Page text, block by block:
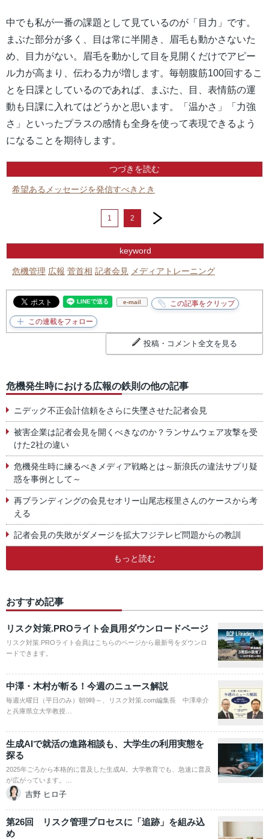
中でも私が一番の課題として見ているのが「目力」です。
まぶた部分が多く、目は常に半開き、眉毛も動かさないた
め、目力がない。眉毛を動かして目を見開くだけでアピー
ル力が高まり、伝わる力が増します。毎朝腹筋100回するこ
とを日課としているのであれば、まぶた、目、表情筋の運
動も日課に入れてはどうかと思います。「温かさ」「力強
さ」といったプラスの感情も全身を使って表現できるよう
になることを期待します。
つづきを読む
希望あるメッセージを発信すべきとき
1 2
next
keyword
危機管理 広報 菅首相 記者会見 メディアトレーニング
e-mail
投稿・コメント全文を見る
危機発生時における広報の鉄則の他の記事
ニデック不正会計信頼をさらに失墜させた記者会見
被害企業は記者会見を開くべきなのか？ランサムウェア攻撃を受
けた2社の違い
危機発生時に練るべきメディア戦略とは～新浪氏の違法サプリ疑
惑を事例として～
再ブランディングの会見セオリー山尾志桜里さんのケースから考
える
記者会見の失敗がダメージを拡大フジテレビ問題からの教訓
もっと読む
おすすめ記事
リスク対策.PROライト会員用ダウンロードページ
リスク対策.PROライト会員はこちらのページから最新号をダウンロ
ードできます。
中澤・木村が斬る！今週のニュース解説
毎週火曜日（平日のみ）朝9時～、リスク対策.com編集長 中澤幸介
と兵庫県立大学教授…
生成AIで就活の進路相談も、大学生の利用実態を
探る
2025年ごろから本格的に普及した生成AI。大学教育でも、急速に普及
が広がっています。…
吉野 ヒロ子
第26回 リスク管理プロセスに「追跡」を組み込
め